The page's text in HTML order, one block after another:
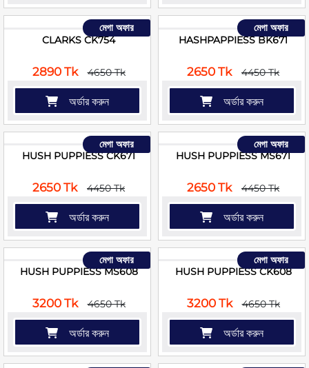
মেগা অফার
CLARKS CK754
2890 Tk 4650 Tk
অর্ডার করুন
মেগা অফার
HASHPAPPIESS BK671
2650 Tk 4450 Tk
অর্ডার করুন
মেগা অফার
HUSH PUPPIESS CK671
2650 Tk 4450 Tk
অর্ডার করুন
মেগা অফার
HUSH PUPPIESS MS671
2650 Tk 4450 Tk
অর্ডার করুন
মেগা অফার
HUSH PUPPIESS MS608
3200 Tk 4650 Tk
অর্ডার করুন
মেগা অফার
HUSH PUPPIESS CK608
3200 Tk 4650 Tk
অর্ডার করুন